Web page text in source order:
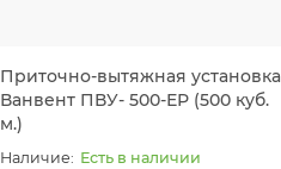
Приточно-вытяжная установка
Ванвент ПВУ- 500-ЕР (500 куб.
м.)
Есть в наличии